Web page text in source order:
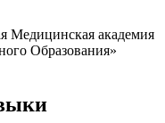
Медицинская академия
Образования»